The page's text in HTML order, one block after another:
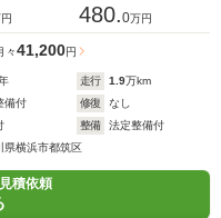
480.0万円
々41,200円
走行 1.9万km
備付 修復
なし
整備
法定整備付
県横浜市都筑区
積依頼